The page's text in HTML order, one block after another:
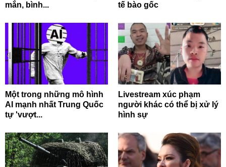
mắn, bình...
tế bào gốc
Một trong những mô hình
AI mạnh nhất Trung Quốc
tự 'vượt...
Livestream xúc phạm
người khác có thể bị xử lý
hình sự